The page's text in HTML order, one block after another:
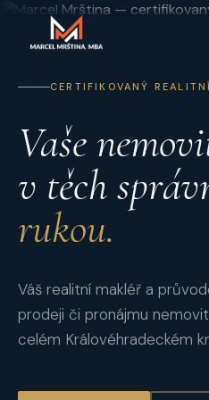
CERTIFIKOVANÝ
Vaše
v těch
rukou.
Váš realitní makléř a
prodeji či pronájmu
celém Královéhradeckém